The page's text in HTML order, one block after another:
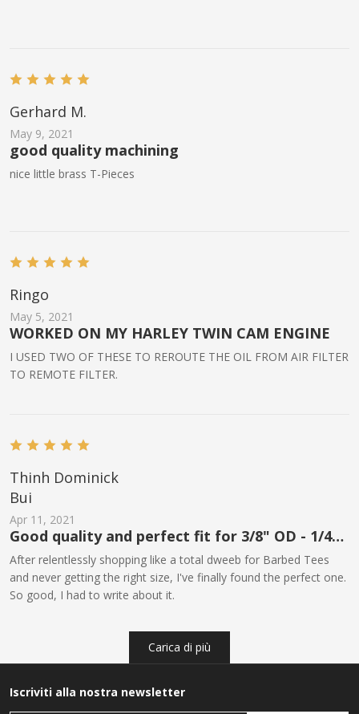
Gerhard M.
May 9, 2021
good quality machining
nice little brass T-Pieces
Ringo
May 5, 2021
WORKED ON MY HARLEY TWIN CAM ENGINE
I USED TWO OF THESE TO REROUTE THE OIL FROM AIR FILTER
TO REMOTE FILTER.
Thinh Dominick
Bui
Apr 11, 2021
Good quality and perfect fit for 3/8" OD - 1/4"
ID tubing
After relentlessly shopping like a total dweeb for Barbed Tees
and never getting the right size, I've finally found the perfect one.
So good, I had to write about it.
Carica di più
Iscriviti alla nostra newsletter